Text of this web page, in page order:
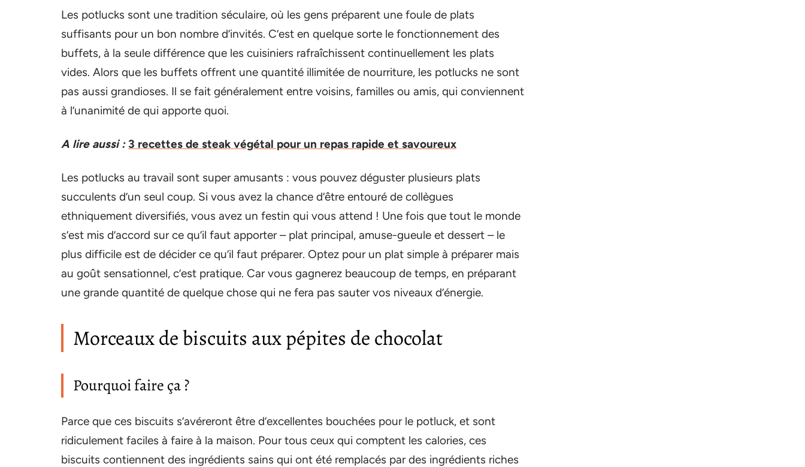
Les potlucks sont une tradition séculaire, où les gens préparent une foule de plats
suffisants pour un bon nombre d’invités. C’est en quelque sorte le fonctionnement des
buffets, à la seule différence que les cuisiniers rafraîchissent continuellement les plats
vides. Alors que les buffets offrent une quantité illimitée de nourriture, les potlucks ne sont
pas aussi grandioses. Il se fait généralement entre voisins, familles ou amis, qui conviennent
à l’unanimité de qui apporte quoi.
A lire aussi : 3 recettes de steak végétal pour un repas rapide et savoureux
Les potlucks au travail sont super amusants : vous pouvez déguster plusieurs plats
succulents d’un seul coup. Si vous avez la chance d’être entouré de collègues
ethniquement diversifiés, vous avez un festin qui vous attend ! Une fois que tout le monde
s’est mis d’accord sur ce qu’il faut apporter – plat principal, amuse-gueule et dessert – le
plus difficile est de décider ce qu’il faut préparer. Optez pour un plat simple à préparer mais
au goût sensationnel, c’est pratique. Car vous gagnerez beaucoup de temps, en préparant
une grande quantité de quelque chose qui ne fera pas sauter vos niveaux d’énergie.
Morceaux de biscuits aux pépites de chocolat
Pourquoi faire ça ?
Parce que ces biscuits s’avéreront être d’excellentes bouchées pour le potluck, et sont
ridiculement faciles à faire à la maison. Pour tous ceux qui comptent les calories, ces
biscuits contiennent des ingrédients sains qui ont été remplacés par des ingrédients riches